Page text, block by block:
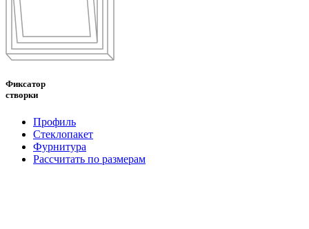
Фиксатор
створки
Профиль
Стеклопакет
Фурнитура
Рассчитать по размерам